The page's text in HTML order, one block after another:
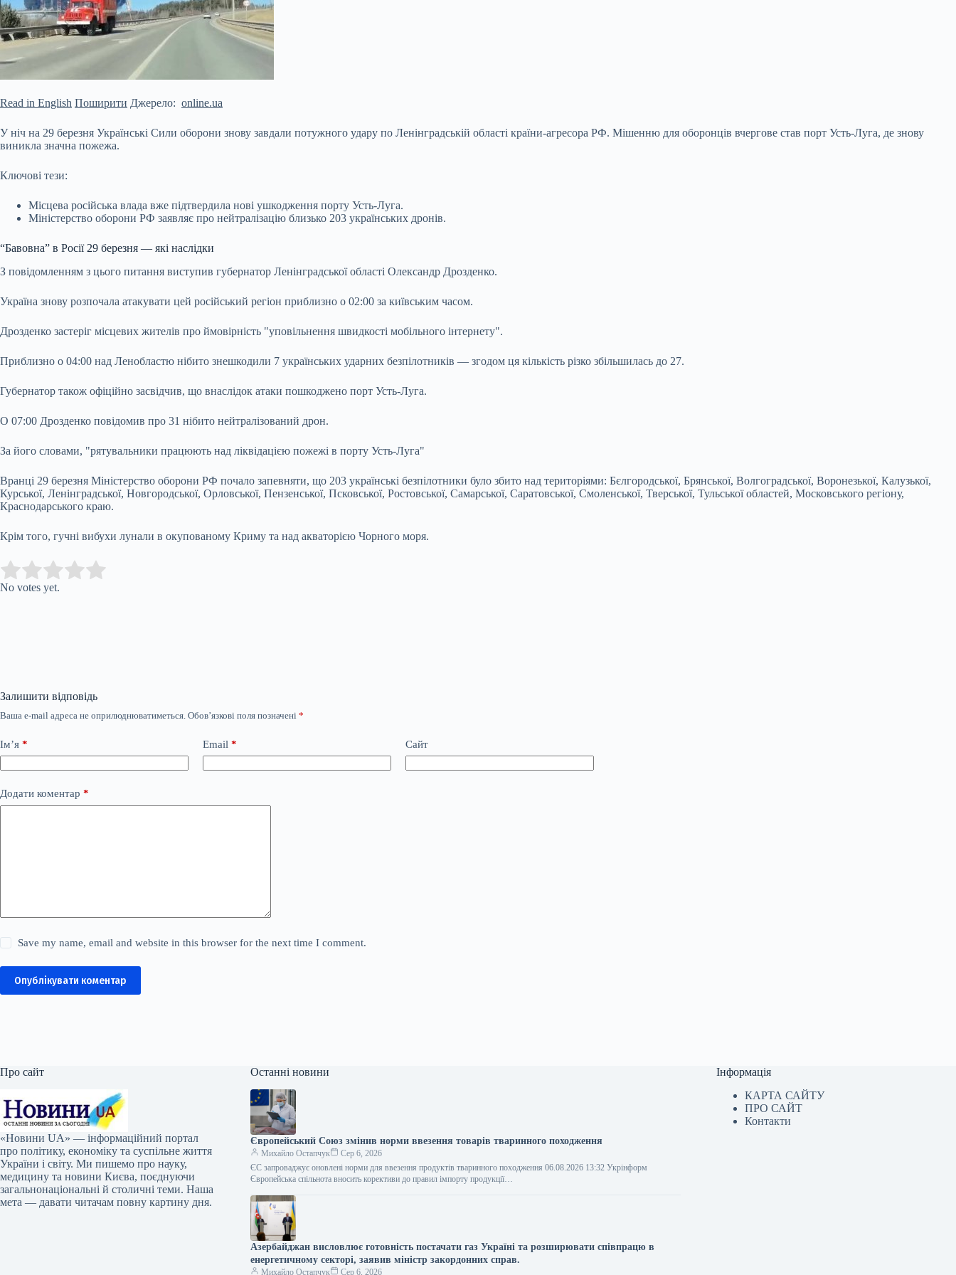
Read in English Поширити Джерело: online.ua
У ніч на 29 березня Українські Сили оборони знову завдали потужного удару по Ленінградській області країни-агресора РФ. Мішенню для оборонців вчергове став порт Усть-Луга, де знову
виникла значна пожежа.
Ключові тези:
Місцева російська влада вже підтвердила нові ушкодження порту Усть-Луга.
Міністерство оборони РФ заявляє про нейтралізацію близько 203 українських дронів.
“Бавовна” в Росії 29 березня — які наслідки
З повідомленням з цього питання виступив губернатор Ленінградської області Олександр Дрозденко.
Україна знову розпочала атакувати цей російський регіон приблизно о 02:00 за київським часом.
Дрозденко застеріг місцевих жителів про ймовірність "уповільнення швидкості мобільного інтернету".
Приблизно о 04:00 над Ленобластю нібито знешкодили 7 українських ударних безпілотників — згодом ця кількість різко збільшилась до 27.
Губернатор також офіційно засвідчив, що внаслідок атаки пошкоджено порт Усть-Луга.
О 07:00 Дрозденко повідомив про 31 нібито нейтралізований дрон.
За його словами, "рятувальники працюють над ліквідацією пожежі в порту Усть-Луга"
Вранці 29 березня Міністерство оборони РФ почало запевняти, що 203 українські безпілотники було збито над територіями: Бєлгородської, Брянської, Волгоградської, Воронезької, Калузької,
Курської, Ленінградської, Новгородської, Орловської, Пензенської, Псковської, Ростовської, Самарської, Саратовської, Смоленської, Тверської, Тульської областей, Московського регіону,
Краснодарського краю.
Крім того, гучні вибухи лунали в окупованому Криму та над акваторією Чорного моря.
Rate this item:
No votes yet.
Залишити відповідь
Ваша e-mail адреса не оприлюднюватиметься. Обов’язкові поля позначені *
Ім’я * Email * Сайт
Додати коментар *
Save my name, email and website in this browser for the next time I comment.
Опублікувати коментар
Про сайт
«Новини UA» — інформаційний портал
про політику, економіку та суспільне життя
України і світу. Ми пишемо про науку,
медицину та новини Києва, поєднуючи
загальнонаціональні й столичні теми. Наша
мета — давати читачам повну картину дня.
Останні новини
Європейський Союз змінив норми ввезення товарів тваринного походження
Михайло Остапчук
Сер 6, 2026
ЄС запроваджує оновлені норми для ввезення продуктів тваринного походження 06.08.2026 13:32 Укрінформ
Європейська спільнота вносить корективи до правил імпорту продукції…
Азербайджан висловлює готовність постачати газ Україні та розширювати співпрацю в
енергетичному секторі, заявив міністр закордонних справ.
Михайло Остапчук Сер 6, 2026
Інформація
КАРТА САЙТУ
ПРО САЙТ
Контакти